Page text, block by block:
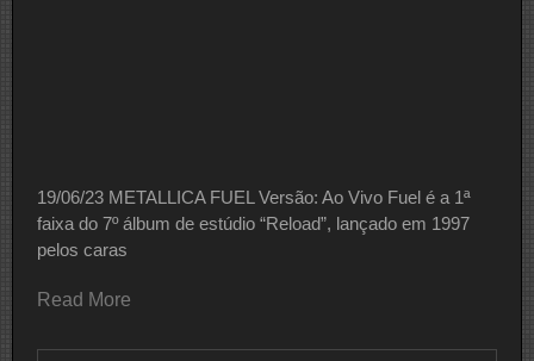
19/06/23 METALLICA FUEL Versão: Ao Vivo Fuel é a 1ª
faixa do 7º álbum de estúdio “Reload”, lançado em 1997
pelos caras
Read More